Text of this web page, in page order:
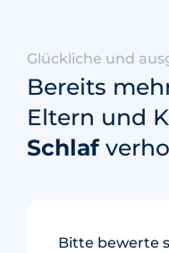
Glückliche und
Bereits
Eltern und
Schlaf
Bitte bewerte